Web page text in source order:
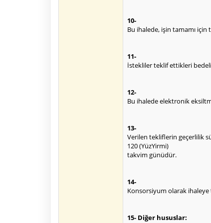
10-
Bu ihalede, işin tamamı
11-
İstekliler teklif ettikleri
12-
Bu ihalede elektronik
13-
Verilen tekliflerin geçerlilik
120 (YüzYirmi)
takvim günüdür.
14-
Konsorsiyum olarak
15- Diğer hususlar: